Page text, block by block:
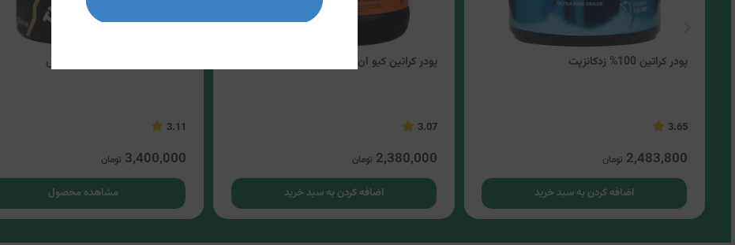
پودر کراتین 100% زدکانزپت
3.65
2,483,800 تومان
اضافه کردن به سبد خرید
پودر کراتین کیو ان تی (300 گرمی)
3.07
2,380,000 تومان
اضافه کردن به سبد خرید
پودر کراتین ترکیبی دوریان ییتس
3.11
3,400,000 تومان
مشاهده محصول